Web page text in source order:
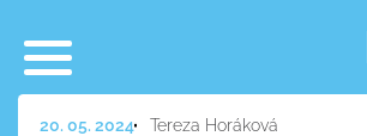
20. 05. 2024 Tereza Horáková